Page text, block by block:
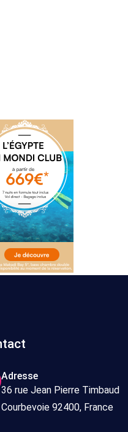
Adresse
36 rue Jean Pierre Timbaud
Courbevoie 92400, France